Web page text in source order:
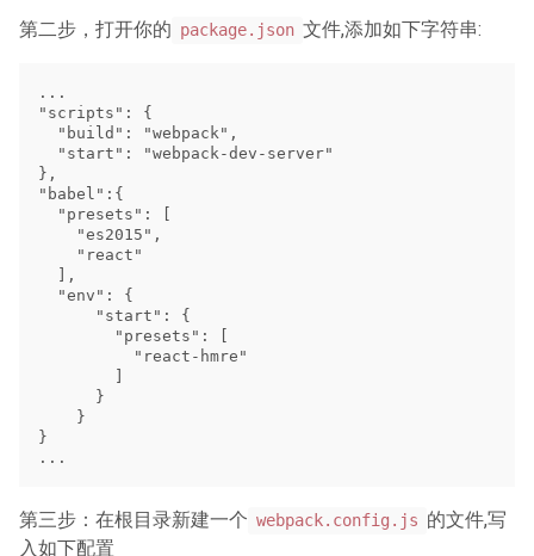
第二步，打开你的 package.json 文件,添加如下字符串:
...
"scripts": {
},
"babel":{
}
第三步：在根目录新建一个 webpack.config.js 的文件,写
入如下配置